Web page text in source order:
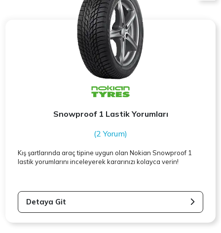
Snowproof 1 Lastik Yorumları
(2 Yorum)
Kış şartlarında araç tipine uygun olanNokian Snowproof 1
lastik yorumlarını inceleyerek kararınızı kolayca verin!
Detaya Git